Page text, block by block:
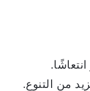
من التنوع.